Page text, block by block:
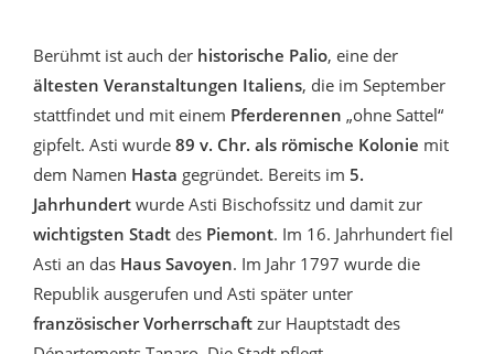
Berühmt ist auch der historische Palio, eine der
ältesten Veranstaltungen Italiens, die im September
stattfindet und mit einem Pferderennen „ohne Sattel“
gipfelt. Asti wurde 89 v. Chr. als römische Kolonie mit
dem Namen Hasta gegründet. Bereits im 5.
Jahrhundert wurde Asti Bischofssitz und damit zur
wichtigsten Stadt des Piemont. Im 16. Jahrhundert fiel
Asti an das Haus Savoyen. Im Jahr 1797 wurde die
Republik ausgerufen und Asti später unter
französischer Vorherrschaft zur Hauptstadt des